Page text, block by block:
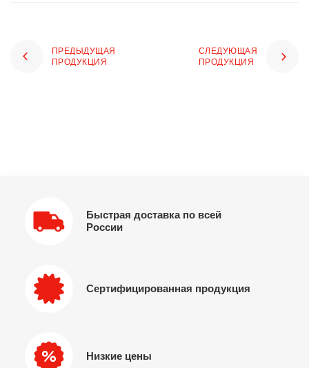
ПРЕДЫДУЩАЯ
ПРОДУКЦИЯ
СЛЕДУЮЩАЯ
ПРОДУКЦИЯ
Быстрая доставка по всей
России
Сертифицированная продукция
Низкие цены